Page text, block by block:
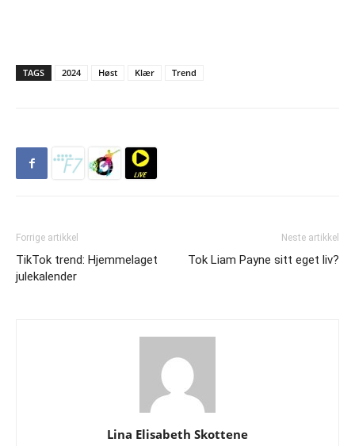
TAGS 2024 Høst Klær Trend
Forrige artikkel
TikTok trend: Hjemmelaget
julekalender
Neste artikkel
Tok Liam Payne sitt eget liv?
Lina Elisabeth Skottene